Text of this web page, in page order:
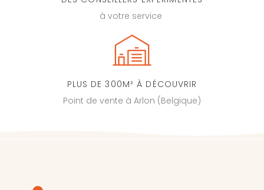
à votre service
PLUS DE 300M² À DÉCOUVRIR
Point de vente à Arlon (Belgique)